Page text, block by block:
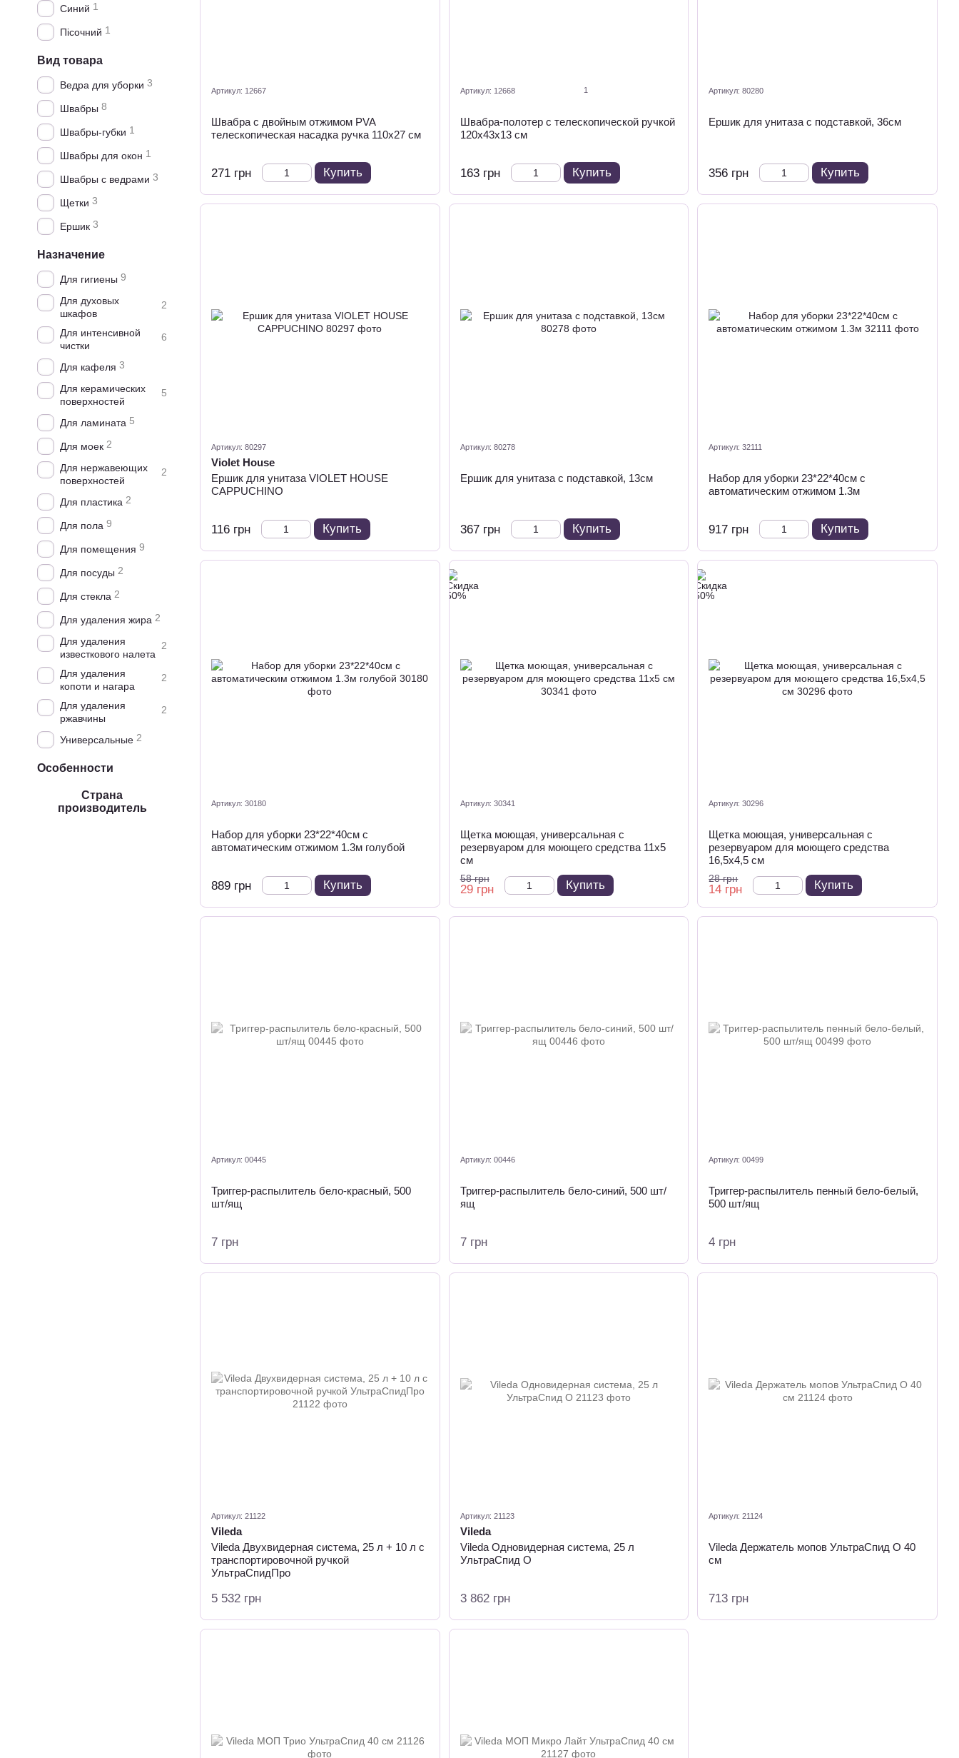
Артикул: 12667
Швабра с двойным отжимом PVA
телескопическая насадка ручка 110х27 см
271 грн Купить
Артикул: 12668 1
Швабра-полотер с телескопической ручкой
120х43х13 см
163 грн Купить
Артикул: 80280
Ершик для унитаза с подставкой, 36см
356 грн Купить
Артикул: 80297
Violet House
Ершик для унитаза VIOLET HOUSE
CAPPUCHINO
116 грн Купить
Артикул: 80278
Ершик для унитаза с подставкой, 13см
367 грн Купить
Артикул: 32111
Набор для уборки 23*22*40см с
автоматическим отжимом 1.3м
917 грн Купить
Артикул: 30180
Набор для уборки 23*22*40см с
автоматическим отжимом 1.3м голубой
889 грн Купить
Артикул: 30341
Щетка моющая, универсальная с
резервуаром для моющего средства 11х5
см
58 грн
29 грн Купить
Артикул: 30296
Щетка моющая, универсальная с
резервуаром для моющего средства
16,5х4,5 см
28 грн
14 грн Купить
Артикул: 00445
Триггер-распылитель бело-красный, 500
шт/ящ
7 грн
Артикул: 00446
Триггер-распылитель бело-синий, 500 шт/
ящ
7 грн
Артикул: 00499
Триггер-распылитель пенный бело-белый,
500 шт/ящ
4 грн
Артикул: 21122
Vileda
Vileda Двухвидерная система, 25 л + 10 л с
транспортировочной ручкой
УльтраСпидПро
5 532 грн
Артикул: 21123
Vileda
Vileda Одновидерная система, 25 л
УльтраСпид О
3 862 грн
Артикул: 21124
Vileda Держатель мопов УльтраСпид О 40
см
713 грн
Синий 1
Пісочний 1
Вид товара
Ведра для уборки 3
Швабры 8
Швабры-губки 1
Швабры для окон 1
Швабры с ведрами 3
Щетки 3
Ершик 3
Назначение
Для гигиены 9
Для духовых
шкафов
2
Для интенсивной
чистки
6
Для кафеля 3
Для керамических
поверхностей
5
Для ламината 5
Для моек 2
Для нержавеющих
поверхностей
2
Для пластика 2
Для пола 9
Для помещения 9
Для посуды 2
Для стекла 2
Для удаления жира 2
Для удаления
известкового налета
2
Для удаления
копоти и нагара
2
Для удаления
ржавчины
2
Универсальные 2
Особенности
Страна
производитель